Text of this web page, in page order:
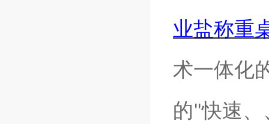
业盐称重
术一体化
的"快速、